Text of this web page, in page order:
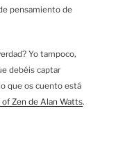
pensamiento de
Yo tampoco,
debéis captar
que os cuento está
Zen de Alan Watts.